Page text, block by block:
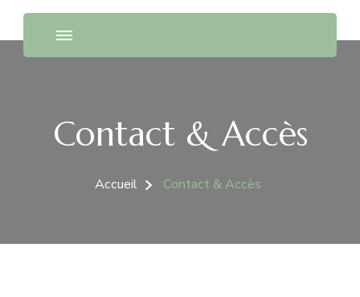
Contact & Accès
Accueil Contact & Accès